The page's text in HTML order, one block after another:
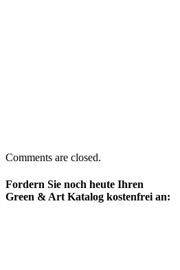
Comments are closed.
Fordern Sie noch heute Ihren
Green & Art Katalog kostenfrei an: